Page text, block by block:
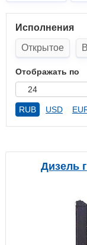
Исполнения
Открытое
Отображать по
24
RUB USD
Дизель